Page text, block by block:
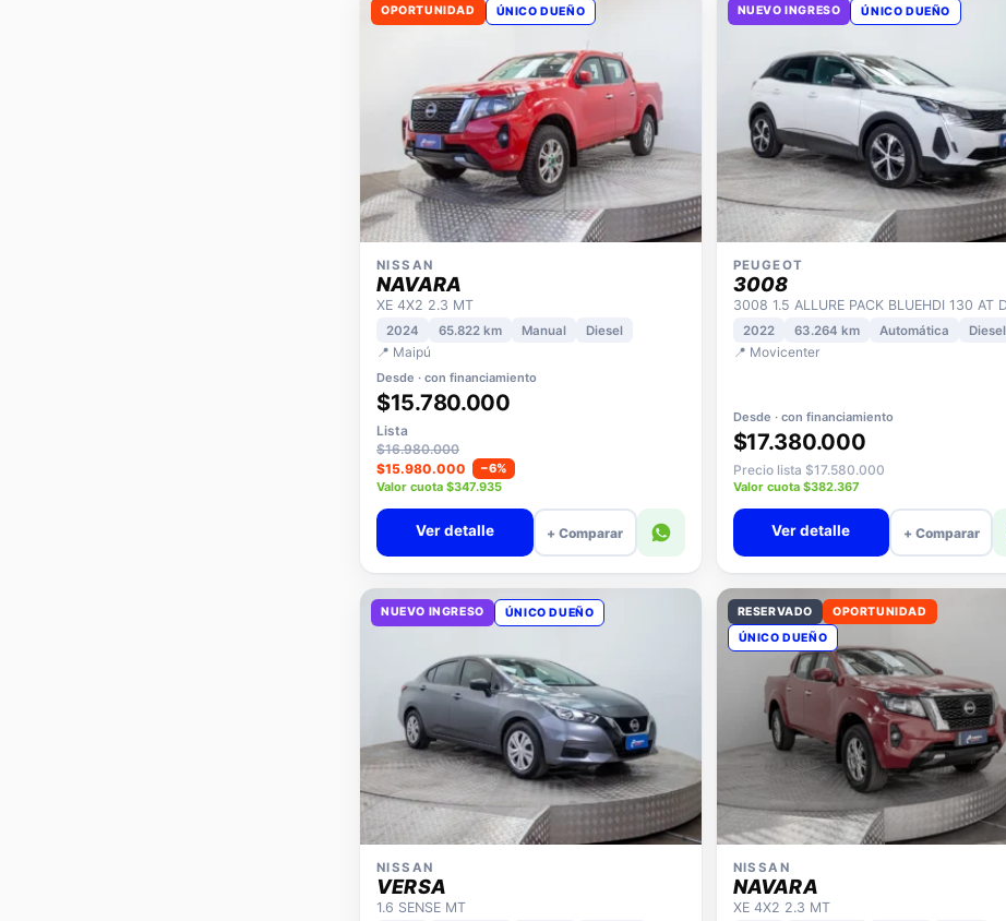
OPORTUNIDAD ÚNICO DUEÑO
NISSAN
NAVARA
XE 4X2 2.3 MT
2024 65.822 km Manual Diesel
📍 Maipú
Desde · con financiamiento
$15.780.000
Lista
$16.980.000
$15.980.000
−6%
Valor cuota $347.935
Ver detalle + Comparar
NUEVO INGRESO ÚNICO DUEÑO
PEUGEOT
3008
2022 63.264 km Automática Diesel
📍 Movicenter
Desde · con financiamiento
$17.380.000
Precio lista $17.580.000
Valor cuota $382.367
Ver detalle + Comparar
NUEVO INGRESO ÚNICO DUEÑO
NISSAN
VERSA
1.6 SENSE MT
RESERVADO
OPORTUNIDAD
ÚNICO DUEÑO
NISSAN
NAVARA
XE 4X2 2.3 MT